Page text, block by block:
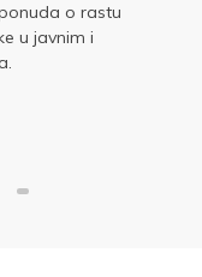
o rastu
u javnim i